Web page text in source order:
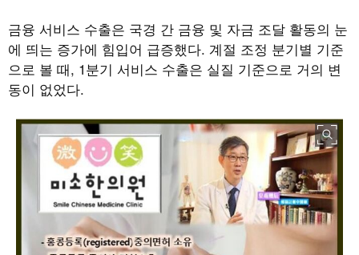
금융 서비스 수출은 국경 간 금융 및 자금 조달 활동의 눈
에 띄는 증가에 힘입어 급증했다. 계절 조정 분기별 기준
으로 볼 때, 1분기 서비스 수출은 실질 기준으로 거의 변
동이 없었다.